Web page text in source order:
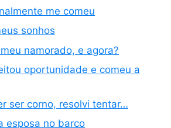
me comeu
sonhos
namorado, e agora?
oportunidade e comeu a
ser corno, resolvi tentar…
esposa no barco